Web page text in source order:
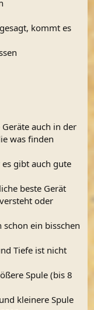
kommt es
auch in der
was finden
gibt auch gute
beste Gerät
oder
ein bisschen
Tiefe ist nicht
Spule (bis 8
kleinere Spule